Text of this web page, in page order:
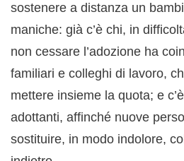
sostenere a distanza un
maniche: già c’è chi, in
non cessare l’adozione ha
familiari e colleghi di lavoro,
mettere insieme la quota; e
adottanti, affinché nuove
sostituire, in modo indolore,